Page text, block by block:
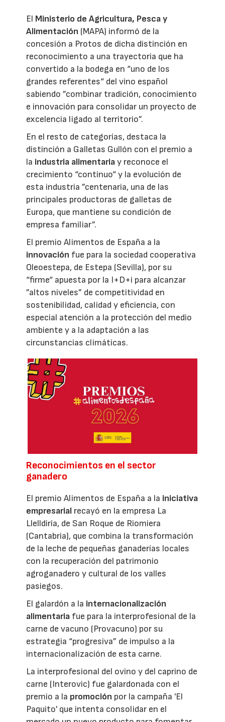
El Ministerio de Agricultura, Pesca y
Alimentación (MAPA) informó de la
concesión a Protos de dicha distinción en
reconocimiento a una trayectoria que ha
convertido a la bodega en “uno de los
grandes referentes“ del vino español
sabiendo ”combinar tradición, conocimiento
e innovación para consolidar un proyecto de
excelencia ligado al territorio”.
En el resto de categorías, destaca la
distinción a Galletas Gullón con el premio a
la industria alimentariay reconoce el
crecimiento “continuo“ y la evolución de
esta industria ”centenaria, una de las
principales productoras de galletas de
Europa, que mantiene su condición de
empresa familiar”.
El premio Alimentos de España a la
innovación fue para la sociedad cooperativa
Oleoestepa, de Estepa (Sevilla), por su
“firme“ apuesta por la I+D+i para alcanzar
”altos niveles” de competitividad en
sostenibilidad, calidad y eficiencia, con
especial atención a la protección del medio
ambiente y a la adaptación a las
circunstancias climáticas.
Reconocimientos en el sector
ganadero
El premio Alimentos de España a la iniciativa
empresarial recayó en la empresa La
Llelldiría, de San Roque de Riomiera
(Cantabria), que combina la transformación
de la leche de pequeñas ganaderías locales
con la recuperación del patrimonio
agroganadero y cultural de los valles
pasiegos.
El galardón a la internacionalización
alimentaria fue para la interprofesional de la
carne de vacuno (Provacuno) por su
estrategia “progresiva” de impulso a la
internacionalización de esta carne.
La interprofesional del ovino y del caprino de
carne (Interovic) fue galardonada con el
premio a la promoción por la campaña 'El
Paquito' que intenta consolidar en el